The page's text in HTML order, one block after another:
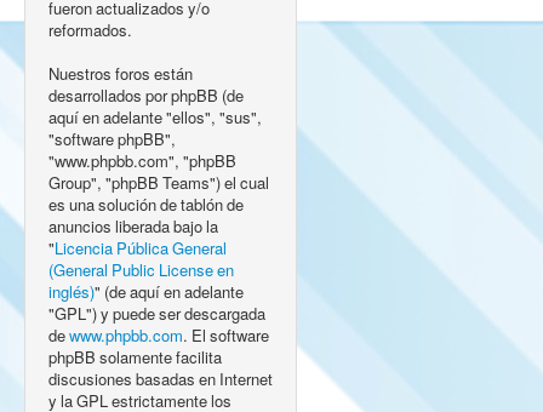
fueron actualizados y/o
reformados.
Nuestros foros están
desarrollados por phpBB (de
aquí en adelante "ellos", "sus",
"software phpBB",
"www.phpbb.com", "phpBB
Group", "phpBB Teams") el cual
es una solución de tablón de
anuncios liberada bajo la
" Licencia Pública General
(General Public License en
inglés)" (de aquí en adelante
"GPL") y puede ser descargada
de www.phpbb.com. El software
phpBB solamente facilita
discusiones basadas en Internet
y la GPL estrictamente los